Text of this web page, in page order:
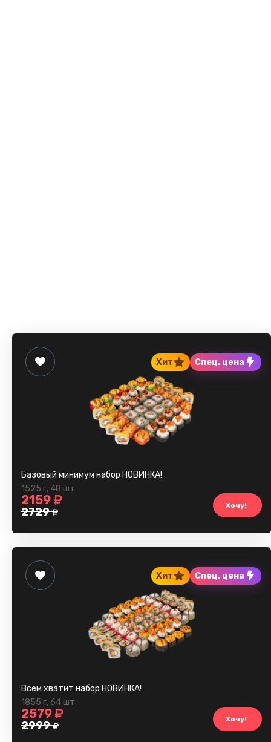
Хит Спец. цена
Базовый минимум набор НОВИНКА!
1525 г, 48 шт
2159
2729 Хочу!
Хит Спец. цена
Всем хватит набор НОВИНКА!
1855 г, 64 шт
2579
2999 Хочу!